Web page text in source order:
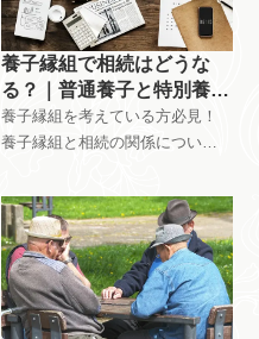
談は行政書士佐伯和亮事務所ま
で。
養子縁組で相続はどうな
る？｜普通養子と特別養子
の違い、相続税、手続きを
解説
養子縁組を考えている方必見！
養子縁組と相続の関係につい
組に関する疑問を解消し、最適
な選択をサポートします。愛媛
県今治市で相続の相談は、行政
書士佐伯和亮事務所まで、お気
軽に無料相談をご利用くださ
い。